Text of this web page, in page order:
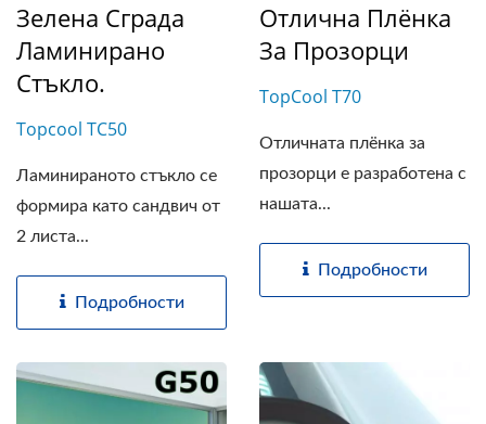
Зелена Сграда
Ламинирано
Стъкло.
Topcool TC50
Ламинираното стъкло се
формира като сандвич от
2 листа...
Подробности
Отлична Плёнка
За Прозорци
TopCool T70
Отличната плёнка за
прозорци е разработена с
нашата...
Подробности